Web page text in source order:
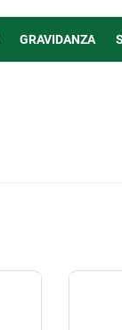
GRAVIDANZA